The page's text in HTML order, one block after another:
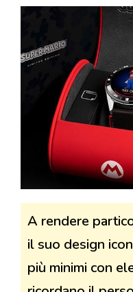
A rendere
il suo design
più minimi con